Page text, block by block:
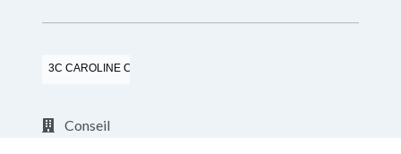
3C CAROLINE COACH CONSEIL
Conseil